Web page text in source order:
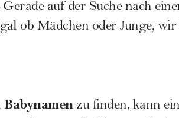
auf der Suche nach
ob Mädchen oder Junge,
Babynamenzu finden, kann